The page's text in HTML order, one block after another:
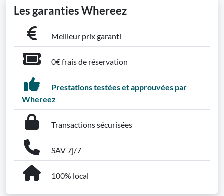
Les garanties Whereez
Meilleur prix garanti
0€ frais de réservation
Prestations testées et approuvées par
Whereez
Transactions sécurisées
SAV 7j/7
100% local